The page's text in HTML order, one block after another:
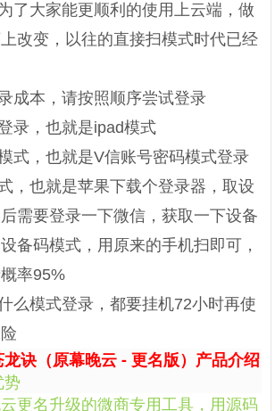
了大家能更顺利的使用上云端，做
改变，以往的直接扫模式时代已经
成本，请按照顺序尝试登录
录，也就是ipad模式
式，也就是V信账号密码模式登录
，也就是苹果下载个登录器，取设
需要登录一下微信，获取一下设备
备码模式，用原来的手机扫即可，
率95%
么模式登录，都要挂机72小时再使
诀（原幕晚云 - 更名版）产品介绍
更名升级的微商专用工具，用源码